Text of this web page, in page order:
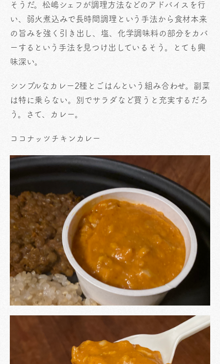
そうだ。松嶋シェフが調理方法などのアドバイスを行
い、弱火煮込みで長時間調理という手法から食材本来
の旨みを強く引き出し、塩、化学調味料の部分をカバ
ーするという手法を見つけ出しているそう。とても興
味深い。
シンプルなカレー2種とごはんという組み合わせ。副菜
は特に乗らない。別でサラダなど買うと充実するだろ
う。さて、カレー。
ココナッツチキンカレー